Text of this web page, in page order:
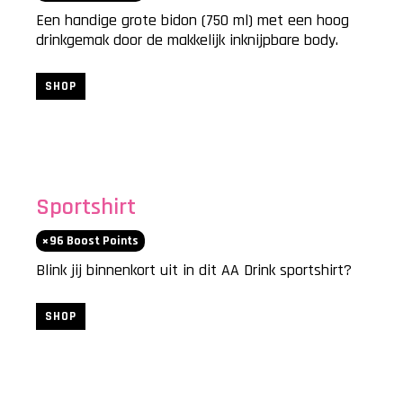
Een handige grote bidon (750 ml) met een hoog
drinkgemak door de makkelijk inknijpbare body.
SHOP
Sportshirt
96 Boost Points
Blink jij binnenkort uit in dit AA Drink sportshirt?
SHOP